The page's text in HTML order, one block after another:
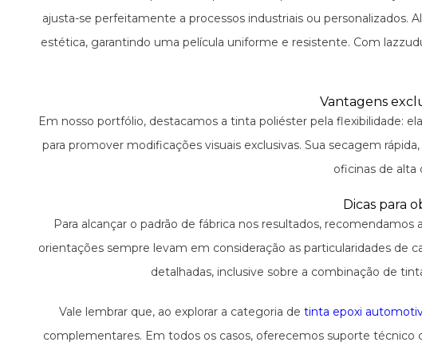
ajusta-se perfeitamente a processos industriais ou
estética, garantindo uma película uniforme e resistente. Com
Vantagens
Em nosso portfólio, destacamos a tinta poliéster pela flexibilidade:
para promover modificações visuais exclusivas. Sua secagem
oficinas de
Dicas para
Para alcançar o padrão de fábrica nos resultados,
orientações sempre levam em consideração as particularidades de
detalhadas, inclusive sobre a combinação de
Vale lembrar que, ao explorar a categoria de tinta epoxi
complementares. Em todos os casos, oferecemos suporte